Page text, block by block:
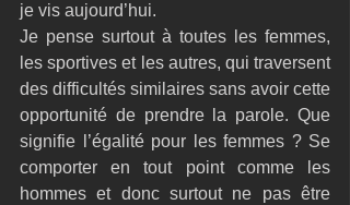
je vis aujourd’hui.
Je pense surtout à toutes les femmes,
les sportives et les autres, qui traversent
des difficultés similaires sans avoir cette
opportunité de prendre la parole. Que
signifie l’égalité pour les femmes ? Se
comporter en tout point comme les
hommes et donc surtout ne pas être